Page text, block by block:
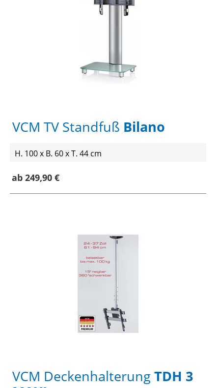
VCM TV Standfuß Bilano
H. 100 x B. 60 x T. 44 cm
ab 249,90 €
VCM DeckenhalterungTDH 3